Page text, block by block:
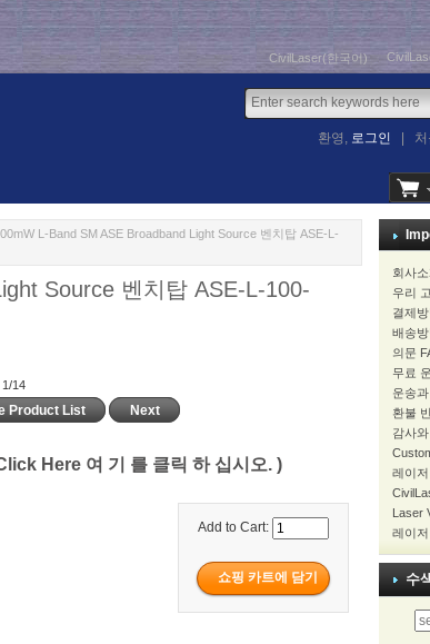
CivilLaser(한국어)
환영, 로그인
L-Band SM ASE Broadband Light Source 벤치탑 ASE-L-
Source 벤치탑 ASE-L-100-
1/14
Product List Next
Here 여 기 를 클릭 하 십시오. )
Add to Cart:
회사
우리
결제
배송
의문
무료
운송
환불
감사
레이
Laser
레이
수